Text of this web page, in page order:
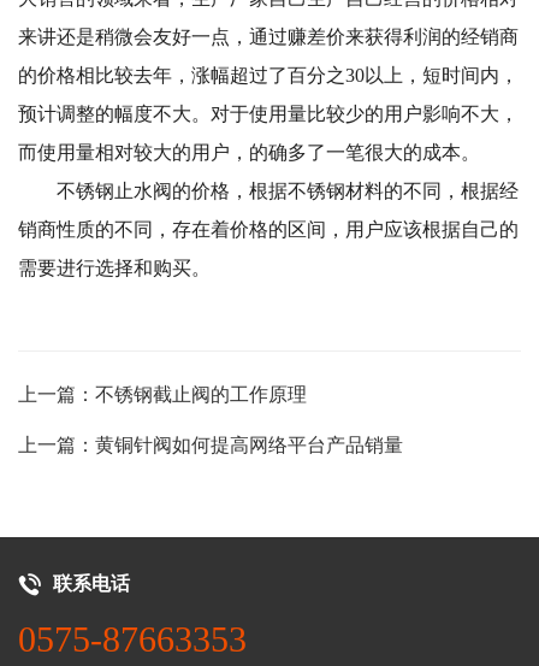
来讲还是稍微会友好一点，通过赚差价来获得利润的经销商
的价格相比较去年，涨幅超过了百分之30以上，短时间内，
预计调整的幅度不大。对于使用量比较少的用户影响不大，
而使用量相对较大的用户，的确多了一笔很大的成本。
不锈钢止水阀的价格，根据不锈钢材料的不同，根据经
销商性质的不同，存在着价格的区间，用户应该根据自己的
需要进行选择和购买。
上一篇：不锈钢截止阀的工作原理
上一篇：黄铜针阀如何提高网络平台产品销量
联系电话
0575-87663353